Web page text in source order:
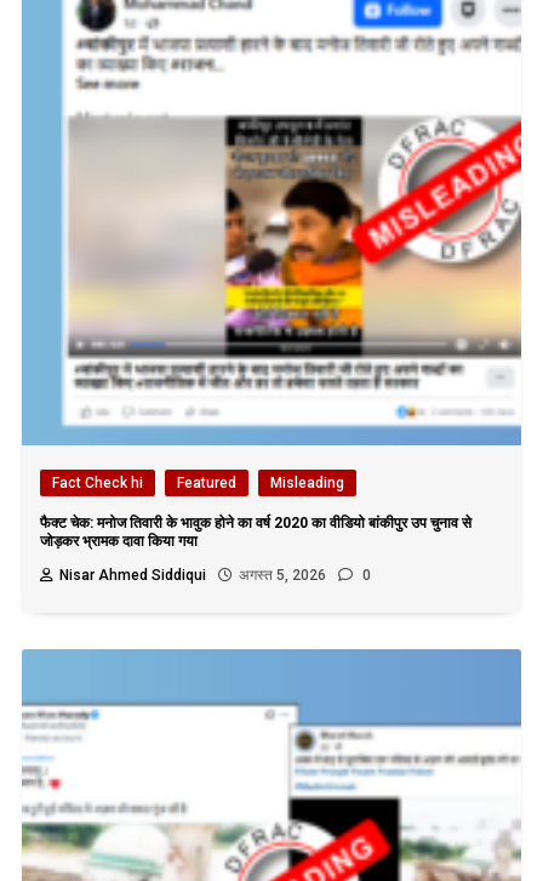
Fact Check hi Featured Misleading
फैक्ट चेक: मनोज तिवारी के भावुक होने का वर्ष 2020 का वीडियो बांकीपुर उप चुनाव से
जोड़कर भ्रामक दावा किया गया
Nisar Ahmed Siddiqui
अगस्त 5, 2026 0